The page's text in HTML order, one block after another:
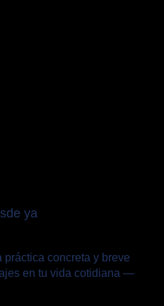
ya
concreta y breve
en tu vida cotidiana —